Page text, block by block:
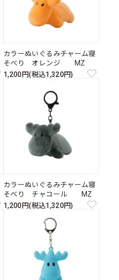
カラーぬいぐるみチャーム寝
そべり オレンジ MZ
1,200円(税込1,320円)
カラーぬいぐるみチャーム寝
そべり チャコール MZ
1,200円(税込1,320円)